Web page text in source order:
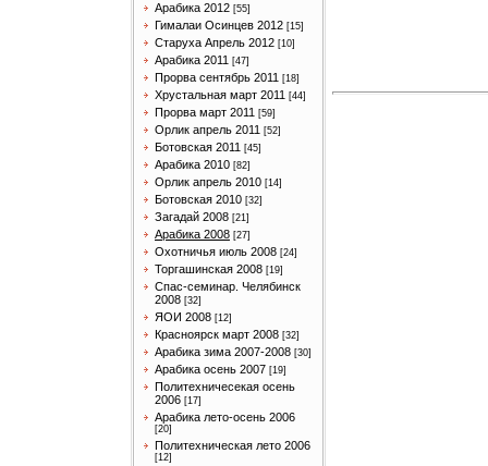
Арабика 2012 [55]
Гималаи Осинцев 2012 [15]
Старуха Апрель 2012 [10]
Арабика 2011 [47]
Прорва сентябрь 2011 [18]
Хрустальная март 2011 [44]
Прорва март 2011 [59]
Орлик апрель 2011 [52]
Ботовская 2011 [45]
Арабика 2010 [82]
Орлик апрель 2010 [14]
Ботовская 2010 [32]
Загадай 2008 [21]
Арабика 2008 [27]
Охотничья июль 2008 [24]
Торгашинская 2008 [19]
Спас-семинар. Челябинск
2008 [32]
ЯОИ 2008 [12]
Красноярск март 2008 [32]
Арабика зима 2007-2008 [30]
Арабика осень 2007 [19]
Политехничесекая осень
2006 [17]
Арабика лето-осень 2006
[20]
Политехническая лето 2006
[12]